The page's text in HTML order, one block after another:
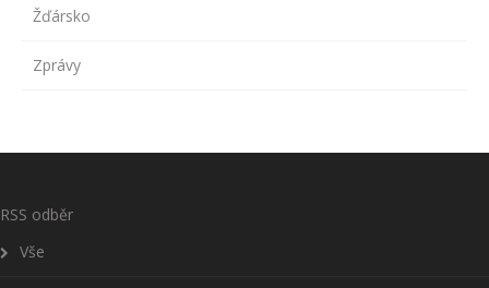
Žďársko
Zprávy
RSS odběr
Vše